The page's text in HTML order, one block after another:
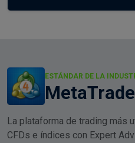
ESTÁNDAR DE LA
La plataforma de trading más
CFDs e índices con Expert